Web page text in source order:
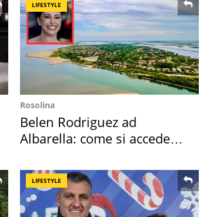
LIFESTYLE
Rosolina
Belen Rodriguez ad
Albarella: come si accede
LIFESTYLE